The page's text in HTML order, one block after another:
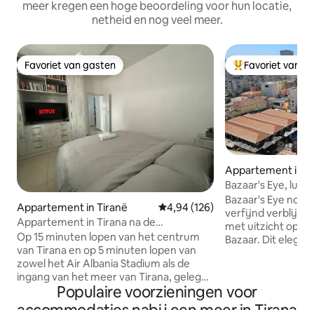
meer kregen een hoge beoordeling voor hun locatie,
netheid en nog veel meer.
Favoriet van gasten
Favoriet van gasten
Appartement in Tiranë Gemiddelde beoordeling van
4,94 (126)
Appartement in Tirana na de
Amerikaanse ambassade
Op 15 minuten lopen van het centrum
van Tirana en op 5 minuten lopen van
zowel het Air Albania Stadium als de
ingang van het meer van Tirana, gelegen
in een van de meest beveiligde
gebieden in Tirana (direct na de
Topfavoriet van
Favoriet van
Appartement in
Bazaar's Eye,
slaapkamers,
Bazaar's Eye
verfijnd verblijf in
met uitzicht op
Bazaar. Dit
Castle, de
Toptani Shopping
Populaire voorzieningen voor